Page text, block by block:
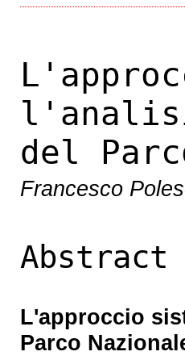
del
Francesco
Abstract
L'approccio
Parco